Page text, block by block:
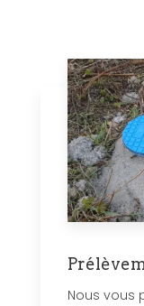
Nous vous